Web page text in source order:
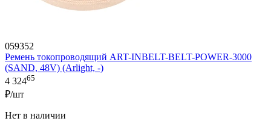
059352
Ремень токопроводящий ART-INBELT-BELT-POWER-3000
(SAND, 48V) (Arlight, -)
4 32465
₽/шт
Нет в наличии